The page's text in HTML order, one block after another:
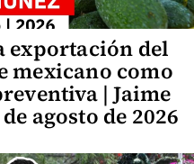
exportación del
mexicano como
| Jaime
agosto de 2026